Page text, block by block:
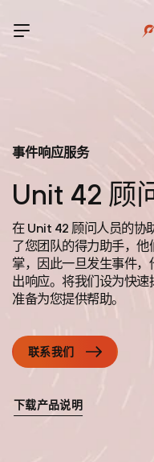
事件响应服务
Unit 42 顾
在 Unit 42 顾问人员的协
了您团队的得力助手，
掌，因此一旦发生事件
出响应。将我们设为快速
准备为您提供帮助。
联系我们
下载产品说明